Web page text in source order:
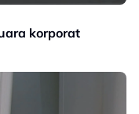
korporat